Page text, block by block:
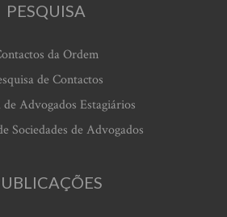
PESQUISA
da Ordem
de Contactos
de Advogados Estagiários
Sociedades de Advogados